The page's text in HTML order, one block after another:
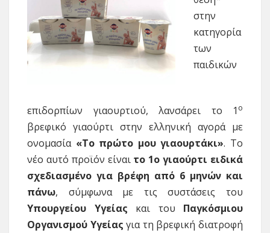
στην
κατηγορία
των
παιδικών
επιδορπίων γιαουρτιού, λανσάρει το 1 ο
βρεφικό γιαούρτι στην ελληνική αγορά με
ονομασία «Το πρώτο μου γιαουρτάκι». Το
νέο αυτό προϊόν είναι το 1ο γιαούρτι ειδικά
σχεδιασμένο για βρέφη από 6 μηνών και
πάνω, σύμφωνα με τις συστάσεις του
Υπουργείου Υγείας και του Παγκόσμιου
Οργανισμού Υγείας για τη βρεφική διατροφή